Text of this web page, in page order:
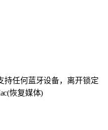
持任何蓝牙设备，离开锁定
恢复媒体)